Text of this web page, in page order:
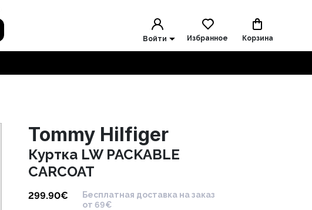
Войти Избранное Корзина
Tommy Hilfiger
Куртка LW PACKABLE
CARCOAT
299.90€
Бесплатная доставка на заказ
от 69€